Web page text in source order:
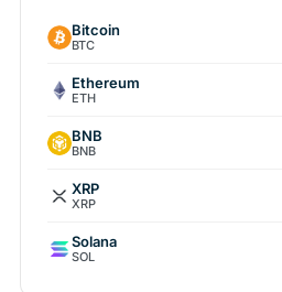
Bitcoin
BTC
Ethereum
ETH
BNB
BNB
XRP
XRP
Solana
SOL